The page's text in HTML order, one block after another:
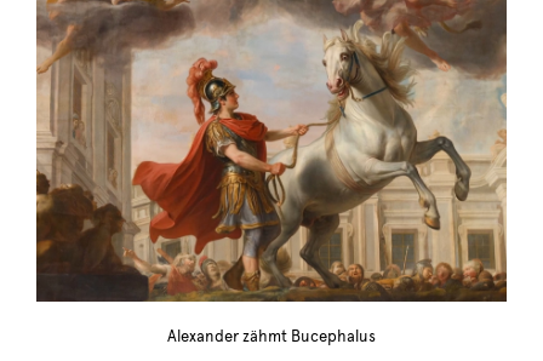
Alexander zähmt Bucephalus